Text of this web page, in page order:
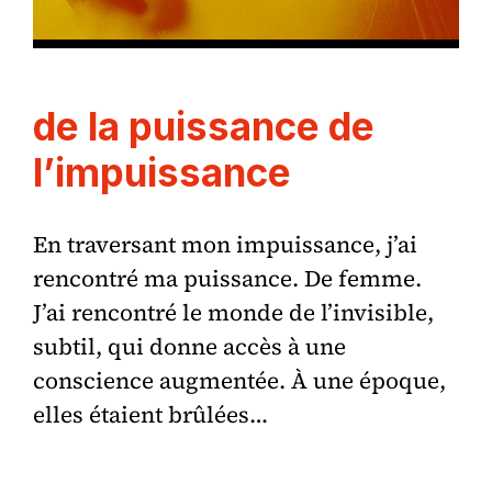
de la puissance de
l’impuissance
En traversant mon impuissance, j’ai
rencontré ma puissance. De femme.
J’ai rencontré le monde de l’invisible,
subtil, qui donne accès à une
conscience augmentée. À une époque,
elles étaient brûlées…